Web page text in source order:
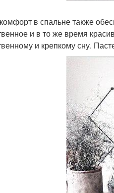
в спальне также
и в то же время
и крепкому сну.